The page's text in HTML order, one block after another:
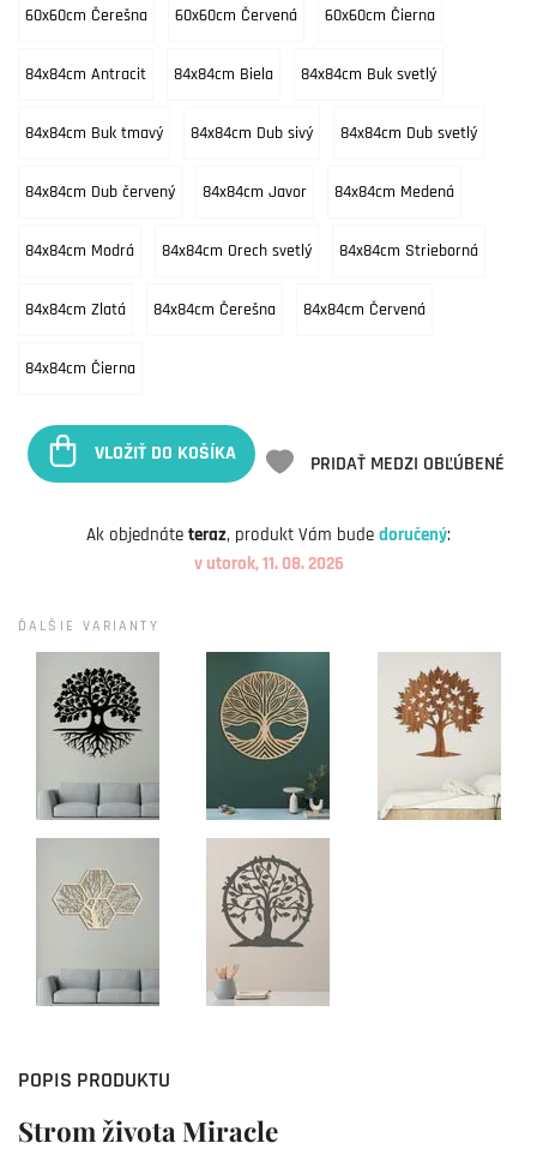
60x60cm Čerešna 60x60cm Červená 60x60cm Čierna
84x84cm Antracit 84x84cm Biela 84x84cm Buk svetlý
84x84cm Buk tmavý 84x84cm Dub sivý 84x84cm Dub svetlý
84x84cm Dub červený 84x84cm Javor 84x84cm Medená
84x84cm Modrá 84x84cm Orech svetlý 84x84cm Strieborná
84x84cm Zlatá 84x84cm Čerešna 84x84cm Červená
84x84cm Čierna
VLOŽIŤ DO KOŠÍKA PRIDAŤ MEDZI OBĽÚBENÉ
Ak objednáte teraz, produkt Vám bude doručený:
v utorok, 11. 08. 2026
ĎALŠIE VARIANTY
POPIS PRODUKTU
Strom života Miracle